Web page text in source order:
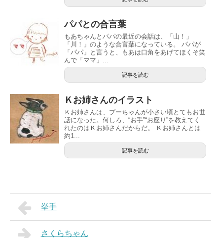
パパとの合言葉
もあちゃんとパパの最近の会話は、「山！」
「川！」のような合言葉になっている。 パパが
「パパ」と言うと、もあは口角をあげてほくそ笑
んで「ママ」...
記事を読む
Ｋお姉さんのイラスト
Ｋお姉さんは、プーちゃんが小さい頃とてもお世
話になった。何しろ、“お手”“お座り”を教えてく
れたのはＫお姉さんだからだ。 Ｋお姉さんとは
約1...
記事を読む
挙手
さくらちゃん